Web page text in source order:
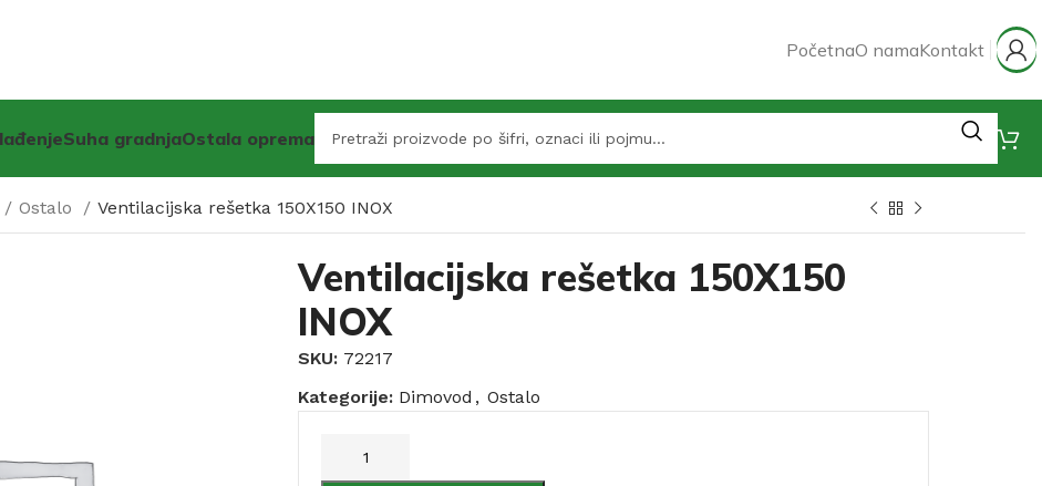
PočetnaO namaKontakt
Suha gradnjaOstala oprema
Ostalo Ventilacijska rešetka 150X150 INOX
Ventilacijska rešetka 150X150
INOX
SKU: 72217
Kategorije: Dimovod , Ostalo